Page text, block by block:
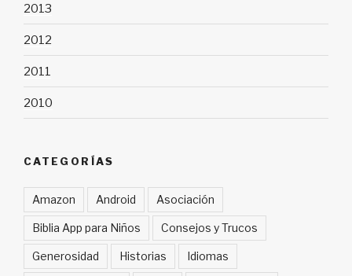
2013
2012
2011
2010
CATEGORÍAS
Amazon Android Asociación
Biblia App para Niños Consejos y Trucos
Generosidad Historias Idiomas